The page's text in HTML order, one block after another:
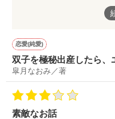
あっという間に終わって
恋愛(純愛)
双子を極秘出産したら、
に包まれました
皐月なおみ／著
素敵なお話